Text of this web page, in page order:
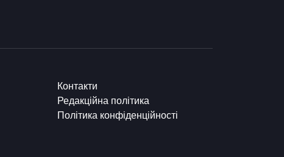
Контакти
Редакційна політика
Політика конфіденційності